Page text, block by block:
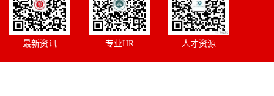
最新资讯 专业HR 人才资源